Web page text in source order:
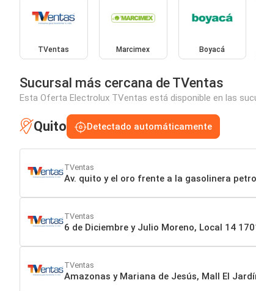
TVentas Marcimex Boyacá
Sucursal más cercana de TVentas
Esta Oferta Electrolux TVentas está disponible en las
Quito Detectado automáticamente
TVentas
Av. quito y el oro frente a la gasolinera
TVentas
6 de Diciembre y Julio Moreno, Local 14
TVentas
Amazonas y Mariana de Jesús, Mall El